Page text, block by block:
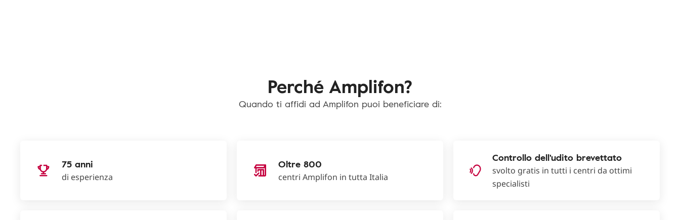
Perché Amplifon?
Quando ti affidi ad Amplifon puoi beneficiare di:
75 anni
di esperienza
Oltre 800
centri Amplifon in tutta Italia
Controllo dell'udito brevettato
svolto gratis in tutti i centri da ottimi
specialisti